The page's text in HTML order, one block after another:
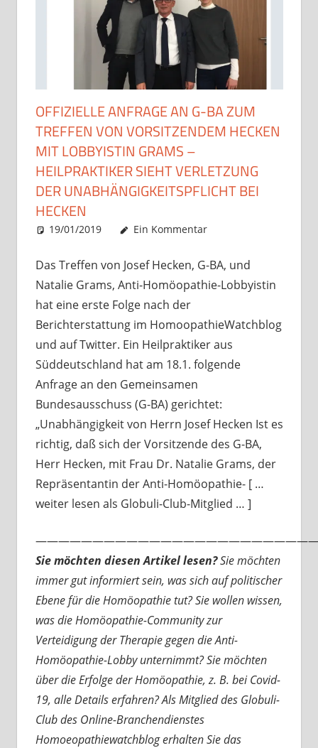
OFFIZIELLE ANFRAGE AN G-BA ZUM
TREFFEN VON VORSITZENDEM HECKEN
MIT LOBBYISTIN GRAMS –
HEILPRAKTIKER SIEHT VERLETZUNG
DER UNABHÄNGIGKEITSPFLICHT BEI
HECKEN
19/01/2019 Christian J. Becker
Allgemein
Ein Kommentar
Das Treffen von Josef Hecken, G-BA, und
Natalie Grams, Anti-Homöopathie-Lobbyistin
hat eine erste Folge nach der
Berichterstattung im HomoopathieWatchblog
und auf Twitter. Ein Heilpraktiker aus
Süddeutschland hat am 18.1. folgende
Anfrage an den Gemeinsamen
Bundesausschuss (G-BA) gerichtet:
„Unabhängigkeit von Herrn Josef Hecken Ist es
richtig, daß sich der Vorsitzende des G-BA,
Herr Hecken, mit Frau Dr. Natalie Grams, der
Repräsentantin der Anti-Homöopathie- [ …
weiter lesen als Globuli-Club-Mitglied … ]
Sie möchten diesen Artikel lesen?Sie möchten
immer gut informiert sein, was sich auf politischer
Ebene für die Homöopathie tut? Sie wollen wissen,
was die Homöopathie-Community zur
Verteidigung der Therapie gegen die Anti-
Homöopathie-Lobby unternimmt? Sie möchten
über die Erfolge der Homöopathie, z. B. bei Covid-
19, alle Details erfahren? Als Mitglied des Globuli-
Club des Online-Branchendienstes
Homoeopathiewatchblog erhalten Sie das